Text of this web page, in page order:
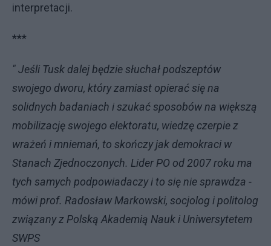
interpretacji.
***
" Jeśli Tusk dalej będzie słuchał podszeptów
swojego dworu, który zamiast opierać się na
solidnych badaniach i szukać sposobów na większą
mobilizację swojego elektoratu, wiedzę czerpie z
wrażeń i mniemań, to skończy jak demokraci w
Stanach Zjednoczonych. Lider PO od 2007 roku ma
tych samych podpowiadaczy i to się nie sprawdza -
mówi prof. Radosław Markowski, socjolog i politolog
związany z Polską Akademią Nauk i Uniwersytetem
SWPS